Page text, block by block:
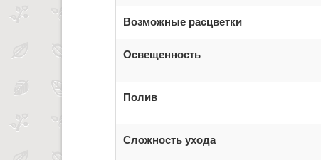
Возможные расцветки
Освещенность
Полив
Сложность ухода